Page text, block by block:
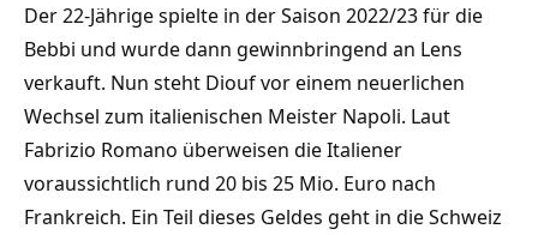
Der 22-Jährige spielte in der Saison 2022/23 für die
Bebbi und wurde dann gewinnbringend an Lens
verkauft. Nun steht Diouf vor einem neuerlichen
Wechsel zum italienischen Meister Napoli. Laut
Fabrizio Romano überweisen die Italiener
voraussichtlich rund 20 bis 25 Mio. Euro nach
Frankreich. Ein Teil dieses Geldes geht in die Schweiz